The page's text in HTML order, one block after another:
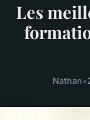
Les
Nathan•